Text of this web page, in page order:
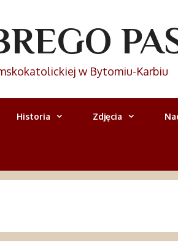
w Bytomiu-Karbiu
Historia Zdjęcia